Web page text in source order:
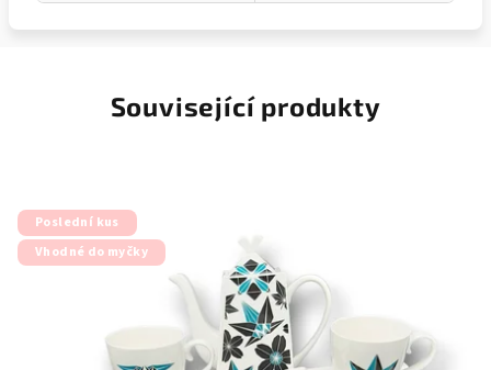
Související produkty
Poslední kus
Vhodné do myčky